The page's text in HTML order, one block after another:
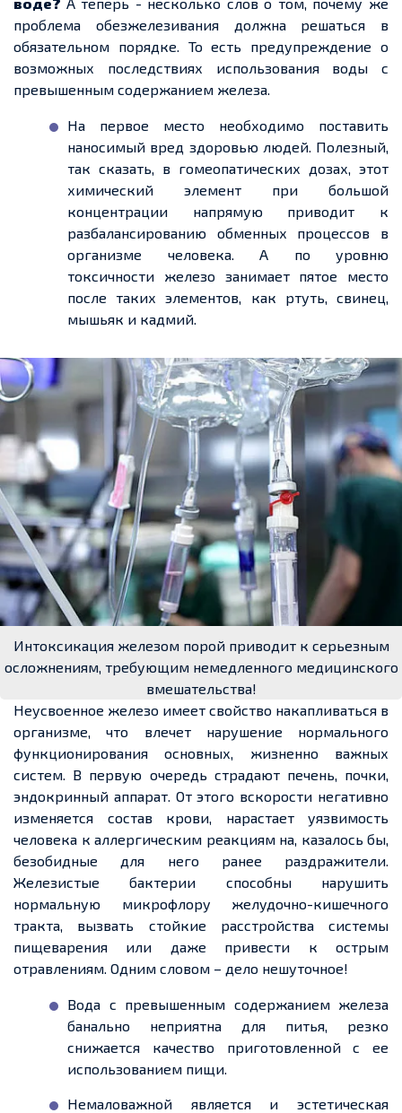
проблема обезжелезивания должна решаться в
обязательном порядке. То есть предупреждение о
возможных последствиях использования воды с
превышенным содержанием железа.
На первое место необходимо поставить
наносимый вред здоровью людей. Полезный,
так сказать, в гомеопатических дозах, этот
химический элемент при большой
концентрации напрямую приводит к
разбалансированию обменных процессов в
организме человека. А по уровню
токсичности железо занимает пятое место
после таких элементов, как ртуть, свинец,
мышьяк и кадмий.
Интоксикация железом порой приводит к серьезным
осложнениям, требующим немедленного медицинского
вмешательства!
Неусвоенное железо имеет свойство накапливаться в
организме, что влечет нарушение нормального
функционирования основных, жизненно важных
систем. В первую очередь страдают печень, почки,
эндокринный аппарат. От этого вскорости негативно
изменяется состав крови, нарастает уязвимость
человека к аллергическим реакциям на, казалось бы,
безобидные для него ранее раздражители.
Железистые бактерии способны нарушить
нормальную микрофлору желудочно-кишечного
тракта, вызвать стойкие расстройства системы
пищеварения или даже привести к острым
отравлениям. Одним словом – дело нешуточное!
Вода с превышенным содержанием железа
банально неприятна для питья, резко
снижается качество приготовленной с ее
использованием пищи.
Немаловажной является и эстетическая